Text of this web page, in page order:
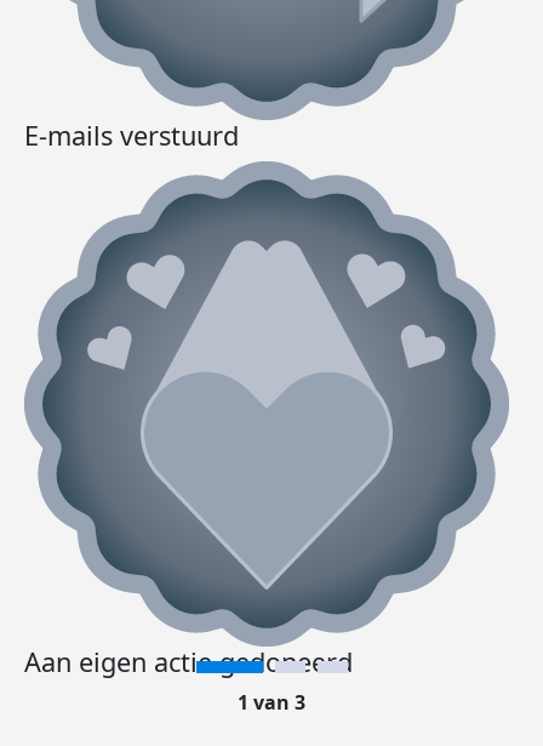
E-mails verstuurd
Aan eigen actie gedoneerd
1 van 3